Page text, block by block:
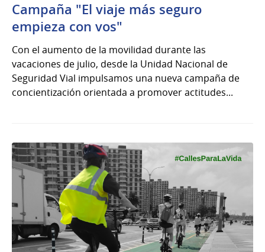
Campaña "El viaje más seguro
empieza con vos"
Con el aumento de la movilidad durante las
vacaciones de julio, desde la Unidad Nacional de
Seguridad Vial impulsamos una nueva campaña de
concientización orientada a promover actitudes...